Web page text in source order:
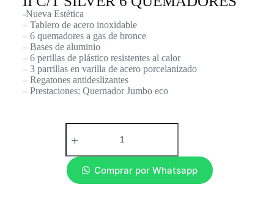
-Nueva Estética
– Tablero de acero inoxidable
– 6 quemadores a gas de bronce
– Bases de aluminio
– 6 perillas de plástico resistentes al calor
– 3 parrillas en varilla de acero porcelanizado
– Regatones antideslizantes
– Prestaciones: Quernador Jumbo eco
Comprar por Whatsapp